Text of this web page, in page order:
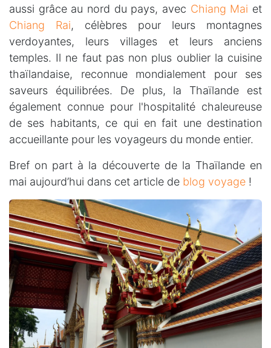
aussi grâce au nord du pays, avec Chiang Mai et
Chiang Rai, célèbres pour leurs montagnes
verdoyantes, leurs villages et leurs anciens
temples. Il ne faut pas non plus oublier la cuisine
thaïlandaise, reconnue mondialement pour ses
saveurs équilibrées. De plus, la Thaïlande est
également connue pour l'hospitalité chaleureuse
de ses habitants, ce qui en fait une destination
accueillante pour les voyageurs du monde entier.
Bref on part à la découverte de la Thaïlande en
mai aujourd’hui dans cet article de blog voyage !